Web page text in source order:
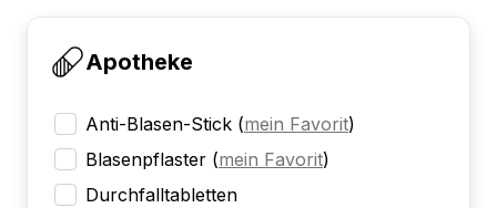
Apotheke
Anti-Blasen-Stick (mein Favorit)
Blasenpflaster (mein Favorit)
Durchfalltabletten